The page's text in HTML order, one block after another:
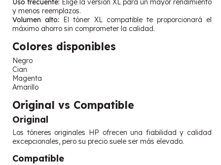
Uso frecuente: Elige la versión XL para un mayor rendimiento
y menos reemplazos.
Volumen alto: El tóner XL compatible te proporcionará el
máximo ahorro sin comprometer la calidad.
Colores disponibles
Negro
Cian
Magenta
Amarillo
Original vs Compatible
Original
Los tóneres originales HP ofrecen una fiabilidad y calidad
excepcionales, pero su precio suele ser más elevado.
Compatible